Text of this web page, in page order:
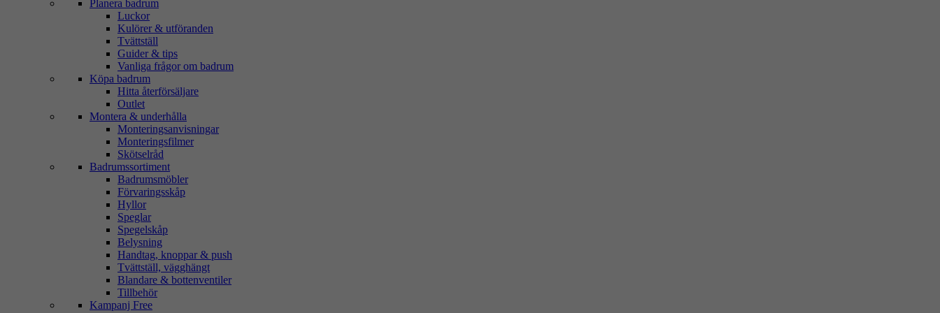
Planera badrum
Luckor
Kulörer & utföranden
Tvättställ
Guider & tips
Vanliga frågor om badrum
Köpa badrum
Hitta återförsäljare
Outlet
Montera & underhålla
Monteringsanvisningar
Monteringsfilmer
Skötselråd
Badrumssortiment
Badrumsmöbler
Förvaringsskåp
Hyllor
Speglar
Spegelskåp
Belysning
Handtag, knoppar & push
Tvättställ, vägghängt
Blandare & bottenventiler
Tillbehör
Kampanj Free